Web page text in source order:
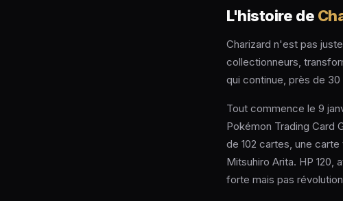
L'histoire de
Charizard n'est pas
collectionneurs,
qui continue, près de
Tout commence le 9
Pokémon Trading Card
de 102 cartes, une
Mitsuhiro Arita. HP 120,
forte mais pas